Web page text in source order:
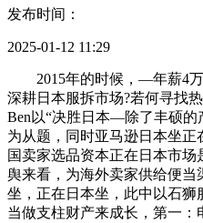
发布时间：
2025-01-12 11:29
2015年的时候，—年薪4万
深耕日本服拆市场?若何寻找
Ben以“决胜日本—除了丰硕的
为从题，同时亚马逊日本坐
国卖家选品资本正在日本市
舆来看，为海外卖家供给便
坐，正在日本坐，此中以石狮
当做支柱财产来成长，第一：